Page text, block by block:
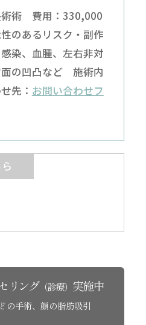
術術 費用：330,000
のあるリスク・副作
染、血腫、左右非対
の凹凸など 施術内
先： お問い合わせフ
リング（診療） 実施中
の手術、顔の脂肪吸引